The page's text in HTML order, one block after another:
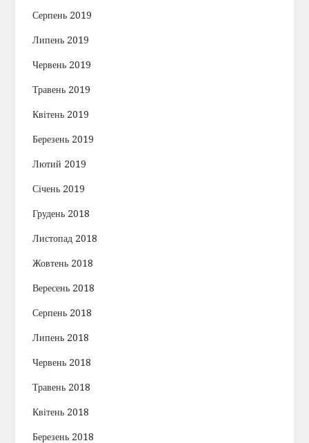
Серпень 2019
Липень 2019
Червень 2019
Травень 2019
Квітень 2019
Березень 2019
Лютий 2019
Січень 2019
Грудень 2018
Листопад 2018
Жовтень 2018
Вересень 2018
Серпень 2018
Липень 2018
Червень 2018
Травень 2018
Квітень 2018
Березень 2018